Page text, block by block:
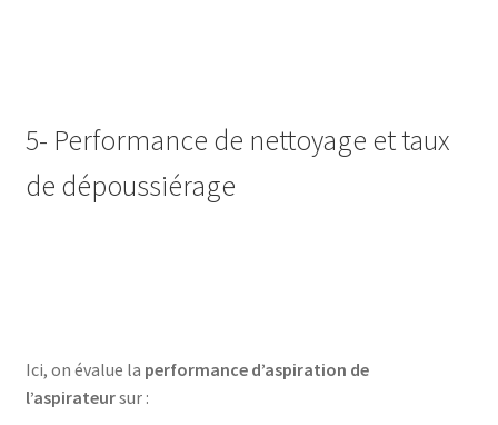
Bouilloire sans cordon – SK 2373
Bouilloire sans cordon – SK 2373
Bouteille à boire 0.5L – 752033
5- Performance de nettoyage et taux
de dépoussiérage
Ici, on évalue la performance d’aspiration de
l’aspirateursur :